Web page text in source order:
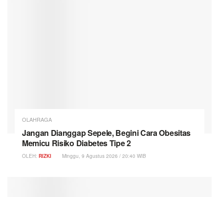
OLAHRAGA
Jangan Dianggap Sepele, Begini Cara Obesitas
Memicu Risiko Diabetes Tipe 2
OLEH: RIZKI Minggu, 9 Agustus 2026 / 20:40 WIB